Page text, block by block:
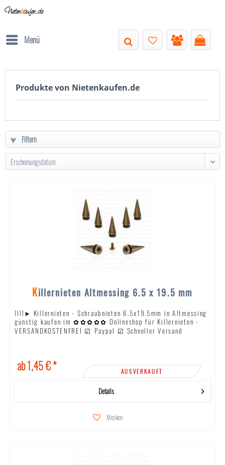
Nietenkaufen.de
Menü
Produkte von Nietenkaufen.de
Filtern
Killernieten Altmessing 6.5 x 19.5 mm
llll➤ Killernieten - Schraubnieten 6.5x19.5mm in Altmessing
günstig kaufen im ✿✿✿✿✿ Onlineshop für Killernieten -
VERSANDKOSTENFREI ☑ Paypal ☑ Schneller Versand
ab 1,45 € * AUSVERKAUFT
Details
Merken